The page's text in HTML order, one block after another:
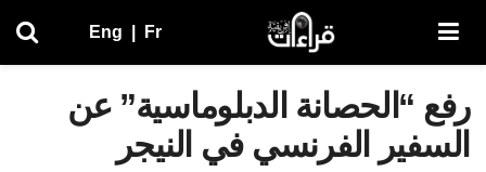
Eng Fr
رفع “الحصانة الدبلوماسية” عن
السفير الفرنسي في النيجر